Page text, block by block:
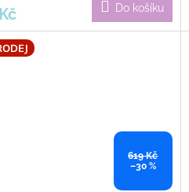
Do košíku
619 Kč
–30 %